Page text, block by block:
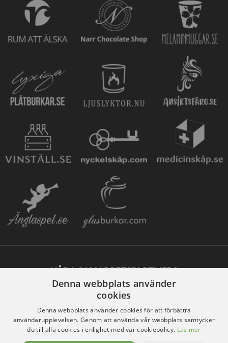
VÅRA SAMARBETSPARTNERS
Denna webbplats använder
cookies
Denna webbplats använder cookies för att förbättra
användarupplevelsen. Genom att använda vår webbplats samtycker
du till alla cookies i enlighet med vår cookiepolicy. Läs mer